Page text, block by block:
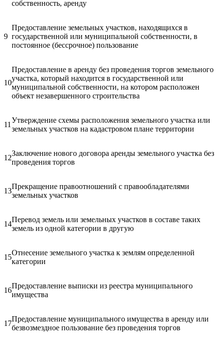
собственность, аренду
9
Предоставление земельных участков, находящихся в
государственной или муниципальной собственности, в
постоянное (бессрочное) пользование
10
Предоставление в аренду без проведения торгов земельного
участка, который находится в государственной или
муниципальной собственности, на котором расположен
объект незавершенного строительства
11
Утверждение схемы расположения земельного участка или
земельных участков на кадастровом плане территории
12
Заключение нового договора аренды земельного участка без
проведения торгов
13
Прекращение правоотношений с правообладателями
земельных участков
14
Перевод земель или земельных участков в составе таких
земель из одной категории в другую
15
Отнесение земельного участка к землям определенной
категории
16
Предоставление выписки из реестра муниципального
имущества
17
Предоставление муниципального имущества в аренду или
безвозмездное пользование без проведения торгов